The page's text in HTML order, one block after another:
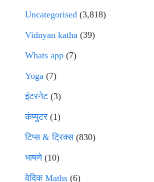
Uncategorised (3,818)
Vidnyan katha (39)
Whats app (7)
Yoga (7)
इंटरनेट(3)
कंप्युटर (1)
टिप्स & ट्रिक्स(830)
भाषणे(10)
वेदिक Maths (6)